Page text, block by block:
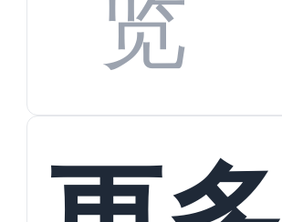
蜕
接
览